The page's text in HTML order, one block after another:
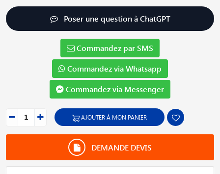
Poser une question à ChatGPT
Commandez par SMS
Commandez via Whatsapp
Commandez via Messenger
AJOUTER À MON PANIER
DEMANDE DEVIS